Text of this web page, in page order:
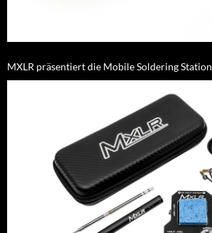
MXLR präsentiert die Mobile Soldering Station